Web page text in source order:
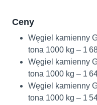
Ceny
Węgiel kamienny
tona 1000 kg – 1
Węgiel kamienny
tona 1000 kg – 1
Węgiel kamienny
tona 1000 kg – 1